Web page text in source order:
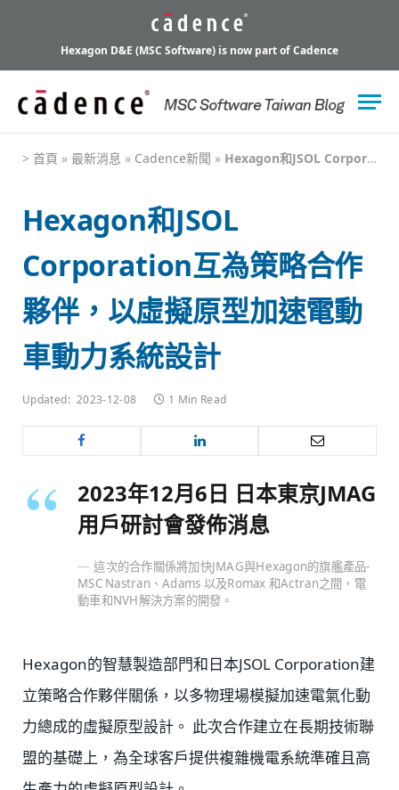
Hexagon D&E (MSC Software) is now part of Cadence
> 首頁 » 最新消息 » Cadence新聞 » Hexagon和JSOL Corporation互為策略合作夥伴，以虛擬原型加速電動車動力系統設計
Hexagon和JSOL
Corporation互為策略合作
夥伴，以虛擬原型加速電動
車動力系統設計
Updated: 2023-12-08 1 Min Read
2023年12月6日 日本東京JMAG
用戶研討會發佈消息
這次的合作關係將加快JMAG與Hexagon的旗艦產品-
MSC Nastran、Adams 以及Romax 和Actran之間，電
動車和NVH解決方案的開發。
Hexagon的智慧製造部門和日本JSOL Corporation建
立策略合作夥伴關係，以多物理場模擬加速電氣化動
力總成的虛擬原型設計。 此次合作建立在長期技術聯
盟的基礎上，為全球客戶提供複雜機電系統準確且高